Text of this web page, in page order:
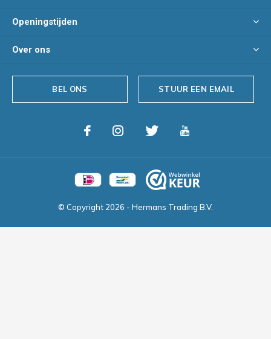
Openingstijden
Over ons
BEL ONS STUUR EEN EMAIL
© Copyright 2026 - Hermans Trading B.V.